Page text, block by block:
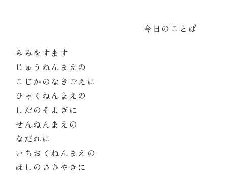
今日のことば
みみをすます
じゅうねんまえの
こじかのなきごえに
ひゃくねんまえの
しだのそよぎに
せんねんまえの
なだれに
いちおくねんまえの
ほしのささやきに